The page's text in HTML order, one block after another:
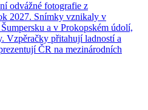
odvážné fotografie z
2027. Snímky vznikaly v
a v Prokopském údolí,
Vzpěračky přitahují ladností a
ČR na mezinárodních